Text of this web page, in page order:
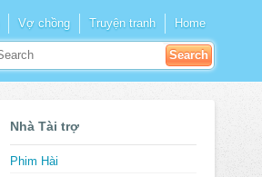
Vợ chồng Truyện tranh Home
Nhà Tài trợ
Phim Hài